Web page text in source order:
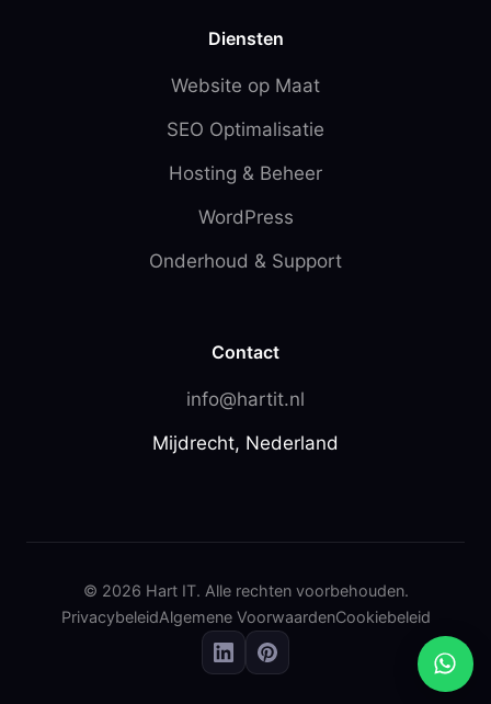
Diensten
Website op Maat
SEO Optimalisatie
Hosting & Beheer
WordPress
Onderhoud & Support
Contact
info@hartit.nl
Mijdrecht, Nederland
© 2026 Hart IT. Alle rechten voorbehouden.
PrivacybeleidAlgemene VoorwaardenCookiebeleid